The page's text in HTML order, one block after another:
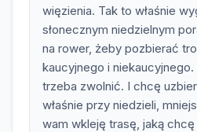
więzienia. Tak to właśnie
słonecznym niedzielnym
na rower, żeby pozbierać
kaucyjnego i
trzeba zwolnić. I chcę
właśnie przy niedzieli,
wam wkleję trasę, jaką